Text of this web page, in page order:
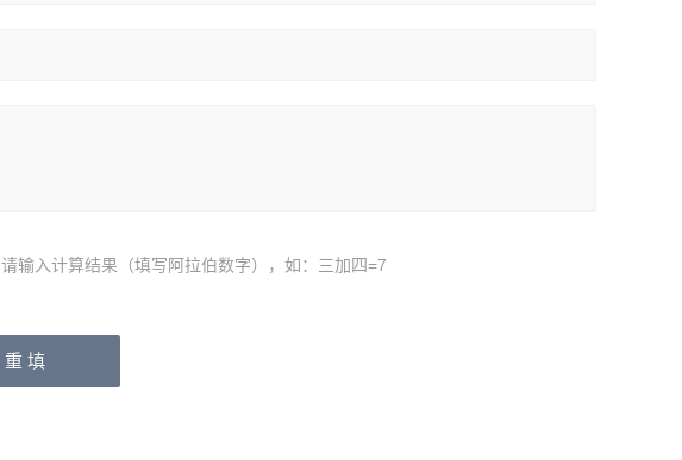
请输入计算结果（填写阿拉伯数字），如：三加四=7